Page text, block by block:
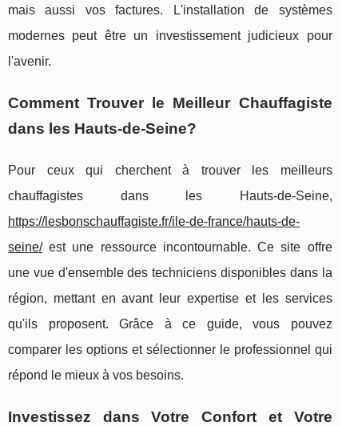
mais aussi vos factures. L'installation de systèmes
modernes peut être un investissement judicieux pour
l'avenir.
Comment Trouver le Meilleur Chauffagiste
dans les Hauts-de-Seine?
Pour ceux qui cherchent à trouver les meilleurs
chauffagistes dans les Hauts-de-Seine,
https://lesbonschauffagiste.fr/ile-de-france/hauts-de-
seine/est une ressource incontournable. Ce site offre
une vue d'ensemble des techniciens disponibles dans la
région, mettant en avant leur expertise et les services
qu'ils proposent. Grâce à ce guide, vous pouvez
comparer les options et sélectionner le professionnel qui
répond le mieux à vos besoins.
Investissez dans Votre Confort et Votre